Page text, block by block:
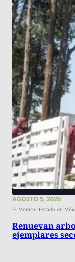
AGOSTO 5, 2026
El Monitor Estado de
Renuevan
ejemplares